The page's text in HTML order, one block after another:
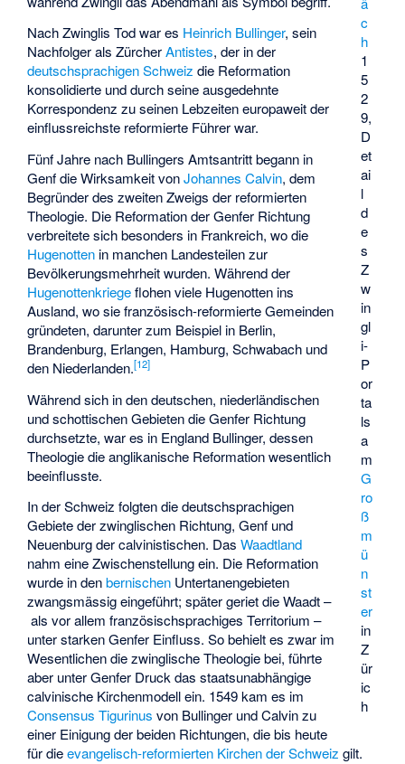
c
h
1
5
2
9,
D
et
ai
l
d
e
s
Z
w
in
gl
i-
P
or
ta
ls
a
m
G
ro
ß
m
ü
n
st
er
in
Z
ür
ic
h
Nach Zwinglis Tod war es Heinrich Bullinger, sein
Nachfolger als ZürcherAntistes, der in der
deutschsprachigen Schweiz die Reformation
konsolidierte und durch seine ausgedehnte
Korrespondenz zu seinen Lebzeiten europaweit der
einflussreichste reformierte Führer war.
Fünf Jahre nach Bullingers Amtsantritt begann in
Genf die Wirksamkeit vonJohannes Calvin, dem
Begründer des zweiten Zweigs der reformierten
Theologie. Die Reformation der Genfer Richtung
verbreitete sich besonders in Frankreich, wo die
Hugenotten in manchen Landesteilen zur
Bevölkerungsmehrheit wurden. Während der
Hugenottenkriegeflohen viele Hugenotten ins
Ausland, wo sie französisch-reformierte Gemeinden
gründeten, darunter zum Beispiel in Berlin,
Brandenburg, Erlangen, Hamburg, Schwabach und
den Niederlanden.[12]
Während sich in den deutschen, niederländischen
und schottischen Gebieten die Genfer Richtung
durchsetzte, war es in England Bullinger, dessen
Theologie die anglikanische Reformation wesentlich
beeinflusste.
In der Schweiz folgten die deutschsprachigen
Gebiete der zwinglischen Richtung, Genf und
Neuenburg der calvinistischen. DasWaadtland
nahm eine Zwischenstellung ein. Die Reformation
wurde in denbernischen Untertanengebieten
zwangsmässig eingeführt; später geriet die Waadt –
als vor allem französischsprachiges Territorium –
unter starken Genfer Einfluss. So behielt es zwar im
Wesentlichen die zwinglische Theologie bei, führte
aber unter Genfer Druck das staatsunabhängige
calvinische Kirchenmodell ein. 1549 kam es im
Consensus Tigurinus von Bullinger und Calvin zu
einer Einigung der beiden Richtungen, die bis heute
für dieevangelisch-reformierten Kirchen der Schweiz gilt.